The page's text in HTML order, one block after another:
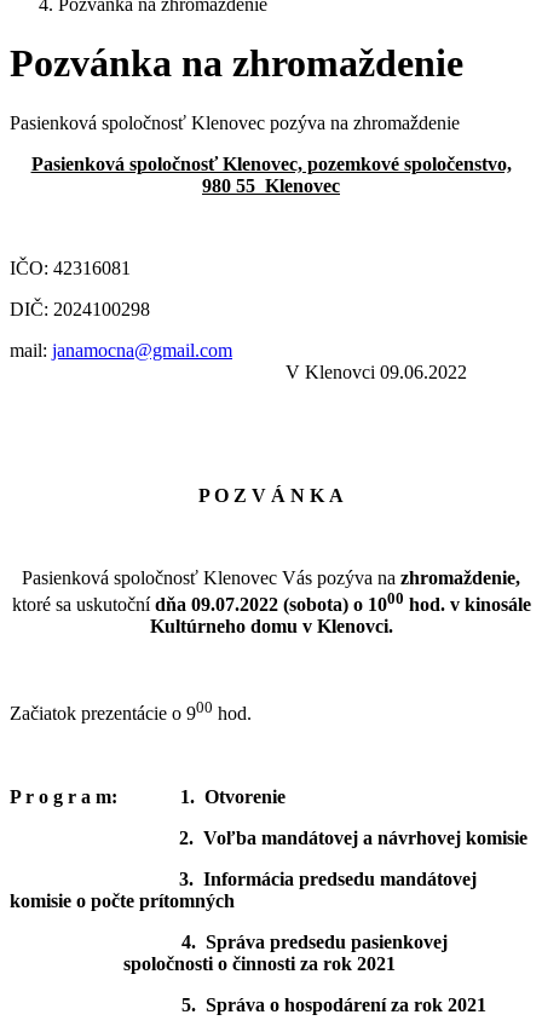
Pozvánka na zhromaždenie
Pozvánka na zhromaždenie
Pasienková spoločnosť Klenovec pozýva na zhromaždenie
Pasienková spoločnosť Klenovec, pozemkové spoločenstvo,
980 55 Klenovec
IČO: 42316081
DIČ: 2024100298
mail: janamocna@gmail.com
V Klenovci 09.06.2022
P O Z V Á N K A
Pasienková spoločnosť Klenovec Vás pozýva na zhromaždenie,
ktoré sa uskutočnídňa 09.07.2022 (sobota) o 1000 hod. v kinosále
Kultúrneho domu v Klenovci.
Začiatok prezentácie o 900 hod.
P r o g r a m: 1. Otvorenie
2. Voľba mandátovej a návrhovej komisie
3. Informácia predsedu mandátovej
komisie o počte prítomných
4. Správa predsedu pasienkovej
spoločnosti o činnosti za rok 2021
5. Správa o hospodárení za rok 2021